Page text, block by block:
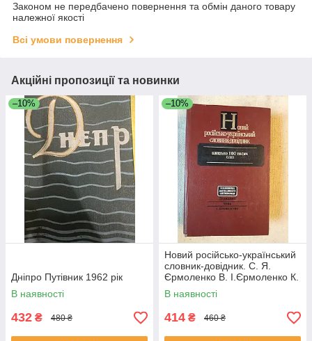
Законом не передбачено повернення та обмін даного товару
належної якості
Всі умови повернення
Акційні пропозиції та новинки
–10%
Дніпро Путівник 1962 рік
В наявності
432 ₴ 480 ₴
–10%
Новий російсько-український
словник-довідник. С. Я.
Єрмоленко В. І.Єрмоленко К.
В. Ленець Л. О. Пустовіт
В наявності
414 ₴ 460 ₴